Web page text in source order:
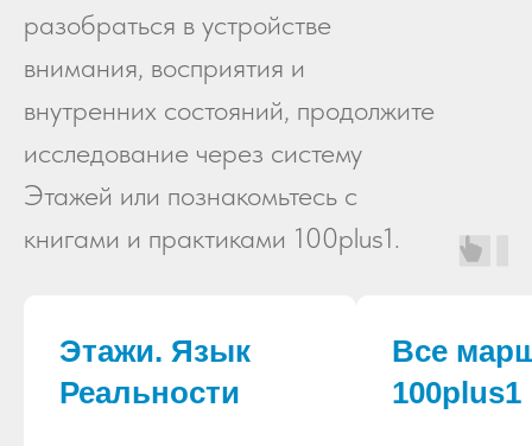
разобраться в устройстве
внимания, восприятия и
внутренних состояний, продолжите
исследование через систему
Этажей или познакомьтесь с
книгами и практиками 100plus1.
Этажи. Язык
Реальности
Все
100plus1